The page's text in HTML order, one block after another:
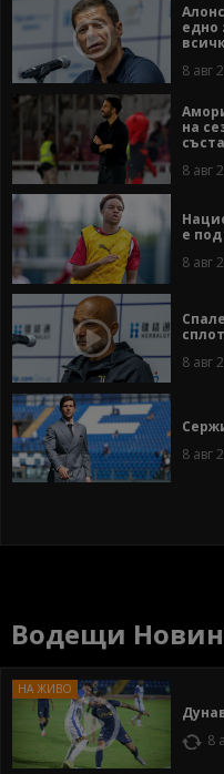
едно
8 авг
на
8 авг
е
8 авг
8 авг
8 авг
Водещи
8